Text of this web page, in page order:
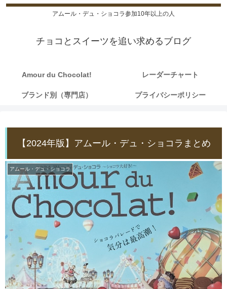
アムール・デュ・ショコラ参加10年以上の人
チョコとスイーツを追い求めるブログ
Amour du Chocolat! レーダーチャート
ブランド別（専門店） プライバシーポリシー
【2024年版】アムール・デュ・ショコラまとめ
アムール・デュ・ショコラ